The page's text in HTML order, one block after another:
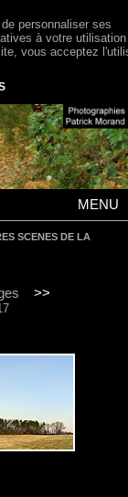
MENU
SCENES DE LA
>>
personnaliser ses
à votre
vous acceptez